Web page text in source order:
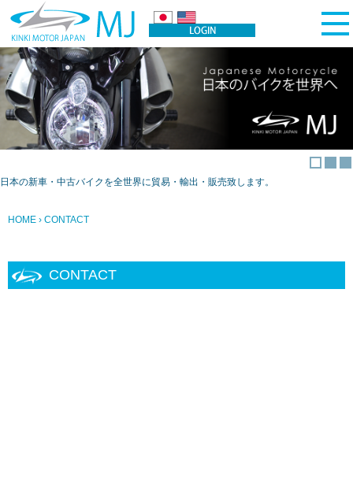
日本の新車・中古バイクを全世界に貿易・輸出・販売致します。
HOME › CONTACT
CONTACT